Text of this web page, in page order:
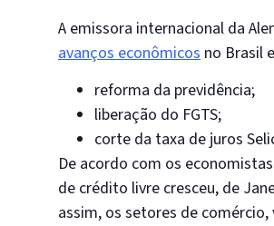
A emissora internacional da
avanços econômicos no Brasil
reforma da previdência;
liberação do FGTS;
corte da taxa de juros
De acordo com os
de crédito livre cresceu, de
assim, os setores de